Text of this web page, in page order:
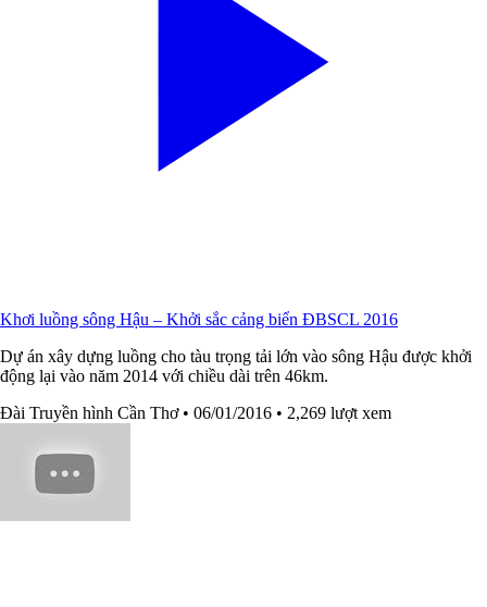
Khơi luồng sông Hậu – Khởi sắc cảng biển ĐBSCL 2016
Dự án xây dựng luồng cho tàu trọng tải lớn vào sông Hậu được khởi
động lại vào năm 2014 với chiều dài trên 46km.
Đài Truyền hình Cần Thơ • 06/01/2016 • 2,269 lượt xem